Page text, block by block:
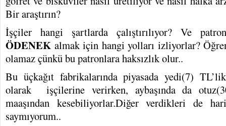
Bir araştırın?
İşçiler hangi şartlarda çalıştırılıyor? Ve
ÖDENEK almak için hangi yolları izliyorlar?
olamaz çünkü bu patronlara haksızlık olur..
Bu üçkağıt fabrikalarında piyasada yedi(7)
olarak işçilerine verirken, aybaşında da
maaşından kesebiliyorlar.Diğer verdikleri de
saymıyorum..